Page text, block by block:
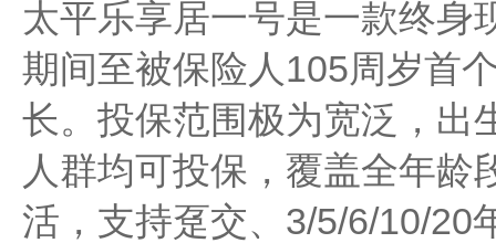
太平乐享居一号是一款终身
期间至被保险人105周岁首
长。投保范围极为宽泛，出
人群均可投保，覆盖全年龄
活，支持趸交、3/5/6/10/20